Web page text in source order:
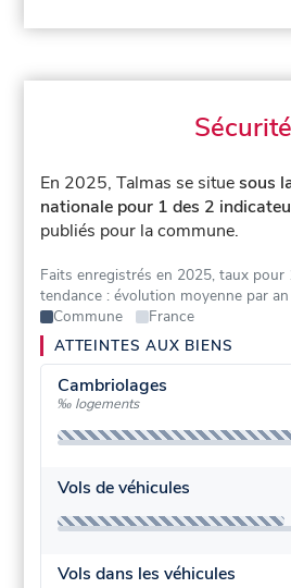
Sécurité
En 2025, Talmas se situesous
nationale pour 1 des 2
publiés pour la commune.
Faits enregistrés en 2025, taux
tendance : évolution moyenne par
Commune
France
ATTEINTES AUX BIENS
Cambriolages
‰ logements
Vols de véhicules
Vols dans les véhicules